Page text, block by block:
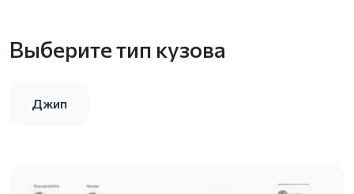
Выберите тип кузова
Джип